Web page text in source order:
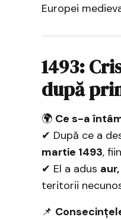
Europei
1493:
după
🌍 Ce s-a
✔ După ce a
martie 1493,
✔ El a adus
teritorii
📌